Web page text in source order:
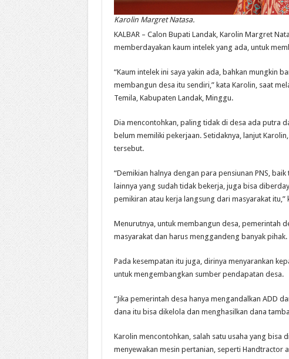
Karolin Margret Natasa.
KALBAR – Calon Bupati Landak, Karolin Margret
memberdayakan kaum intelek yang ada, untuk
“Kaum intelek ini saya yakin ada, bahkan mungkin
membangun desa itu sendiri,” kata Karolin, saat
Temila, Kabupaten Landak, Minggu.
Dia mencontohkan, paling tidak di desa ada putra
belum memiliki pekerjaan. Setidaknya, lanjut
tersebut.
“Demikian halnya dengan para pensiunan PNS,
lainnya yang sudah tidak bekerja, juga bisa
pemikiran atau kerja langsung dari masyarakat itu,”
Menurutnya, untuk membangun desa, pemerintah
masyarakat dan harus menggandeng banyak pihak.
Pada kesempatan itu juga, dirinya menyarankan
untuk mengembangkan sumber pendapatan desa.
“Jika pemerintah desa hanya mengandalkan ADD
dana itu bisa dikelola dan menghasilkan dana
Karolin mencontohkan, salah satu usaha yang bisa
menyewakan mesin pertanian, seperti Handtractor